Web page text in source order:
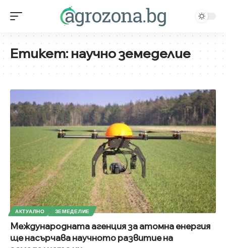
Етикет:научно земеделие
АКТУАЛНО ЗЕМЕДЕЛИЕ
Международната агенция за атомна енергия
ще насърчава научното развитие на